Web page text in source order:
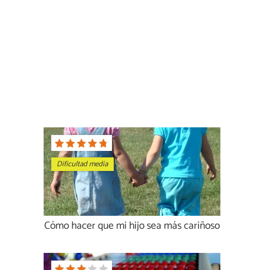
Dificultad media
Cómo hacer que mi hijo sea más cariñoso